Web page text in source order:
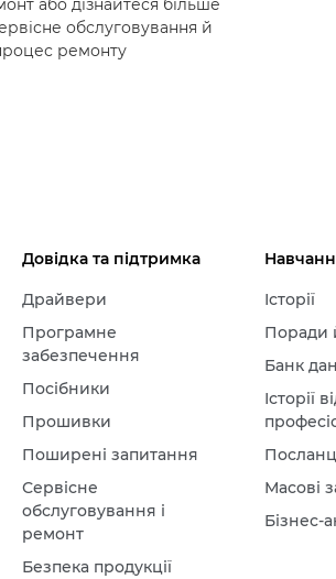
або дізнайтеся більше
обслуговування й
ремонту
Довідка та підтримка
Драйвери
Програмне
забезпечення
Посібники
Прошивки
Поширені запитання
Сервісне
обслуговування і
ремонт
Безпека продукції
Історії
Поради
Банк
Історії
Масові
Бізнес-